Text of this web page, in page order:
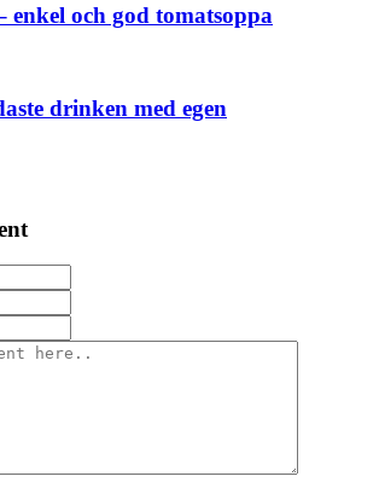
enkel och god tomatsoppa
drinken med egen